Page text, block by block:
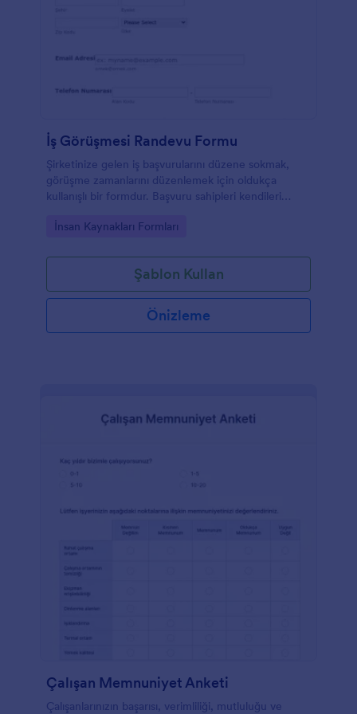
İş Görüşmesi Randevu Formu
Şirketinize gelen iş başvurularını düzene sokmak,
görüşme zamanlarını düzenlemek için oldukça
kullanışlı bir formdur. Başvuru sahipleri kendileri
saatini belirleyebilirler.
Go to Category:
İnsan Kaynakları Formları
Şablon Kullan
Önizleme
Çalışan Memnuniyet Anketi
Çalışanlarınızın başarısı, verimliliği, mutluluğu ve